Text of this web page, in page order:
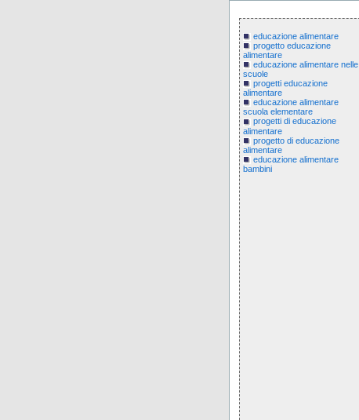
educazione alimentare
progetto educazione
alimentare
educazione alimentare nelle
scuole
progetti educazione
alimentare
educazione alimentare
scuola elementare
progetti di educazione
alimentare
progetto di educazione
alimentare
educazione alimentare
bambini